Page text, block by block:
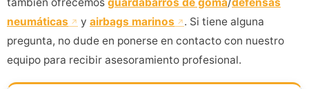
neumáticas
y airbags marinos
. Si tiene alguna
pregunta, no dude en ponerse en contacto con nuestro
equipo para recibir asesoramiento profesional.